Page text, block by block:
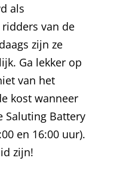
als
van de
zijn ze
Ga lekker op
van het
kost wanneer
Saluting Battery
en 16:00 uur).
zijn!